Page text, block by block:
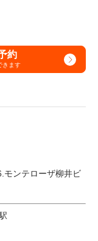
約
きます
モンテローザ柳井ビ